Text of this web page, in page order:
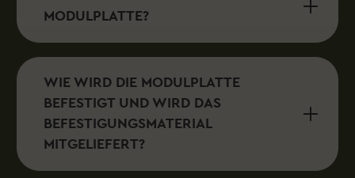
MODULPLATTE?
WIE WIRD DIE MODULPLATTE
BEFESTIGT UND WIRD DAS
BEFESTIGUNGSMATERIAL
MITGELIEFERT?